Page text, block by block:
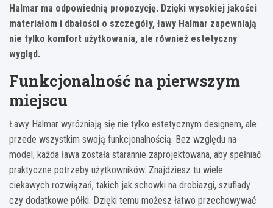
Halmar ma odpowiednią propozycję. Dzięki wysokiej jakości
materiałom i dbałości o szczegóły, ławy Halmar zapewniają
nie tylko komfort użytkowania, ale również estetyczny
wygląd.
Funkcjonalność na pierwszym
miejscu
Ławy Halmar wyróżniają się nie tylko estetycznym designem, ale
przede wszystkim swoją funkcjonalnością. Bez względu na
model, każda ława została starannie zaprojektowana, aby spełniać
praktyczne potrzeby użytkowników. Znajdziesz tu wiele
ciekawych rozwiązań, takich jak schowki na drobiazgi, szuflady
czy dodatkowe półki. Dzięki temu możesz łatwo przechowywać